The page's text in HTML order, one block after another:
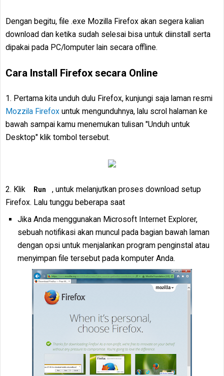
Dengan begitu, file .exe Mozilla Firefox akan segera kalian
download dan ketika sudah selesai bisa untuk diinstall serta
dipakai pada PC/lomputer lain secara offline.
Cara Install Firefox secara Online
1. Pertama kita unduh dulu Firefox, kunjungi saja laman resmi
Mozzila Firefox untuk mengunduhnya, lalu scrol halaman ke
bawah sampai kamu menemukan tulisan "Unduh untuk
Desktop" klik tombol tersebut.
2. Klik Run
, untuk melanjutkan proses download setup
Firefox. Lalu tunggu beberapa saat
Jika Anda menggunakan Microsoft Internet Explorer,
sebuah notifikasi akan muncul pada bagian bawah laman
dengan opsi untuk menjalankan program penginstal atau
menyimpan file tersebut pada komputer Anda.